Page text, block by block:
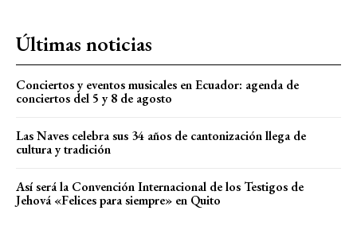
Últimas noticias
Conciertos y eventos musicales en Ecuador: agenda de
conciertos del 5 y 8 de agosto
Las Naves celebra sus 34 años de cantonización llega de
cultura y tradición
Así será la Convención Internacional de los Testigos de
Jehová «Felices para siempre» en Quito